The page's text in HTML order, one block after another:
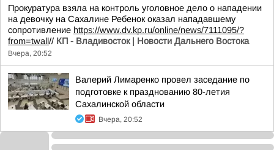
Прокуратура взяла на контроль уголовное дело о нападении
на девочку на Сахалине Ребенок оказал нападавшему
сопротивление https://www.dv.kp.ru/online/news/7111095/?
from=twall// КП - Владивосток | Новости Дальнего Востока
Вчера, 20:52
Валерий Лимаренко провел заседание по
подготовке к празднованию 80-летия
Сахалинской области
Вчера, 20:52